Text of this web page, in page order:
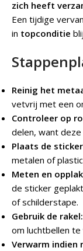
zich heeft
Een tijdige
in topconditie
Reinig het
vetvrij met een
Controleer op
delen, want
Plaats de
metalen of
Meten en
de sticker
of schilderstape.
Gebruik de rakel:
om luchtbellen
Verwarm indien